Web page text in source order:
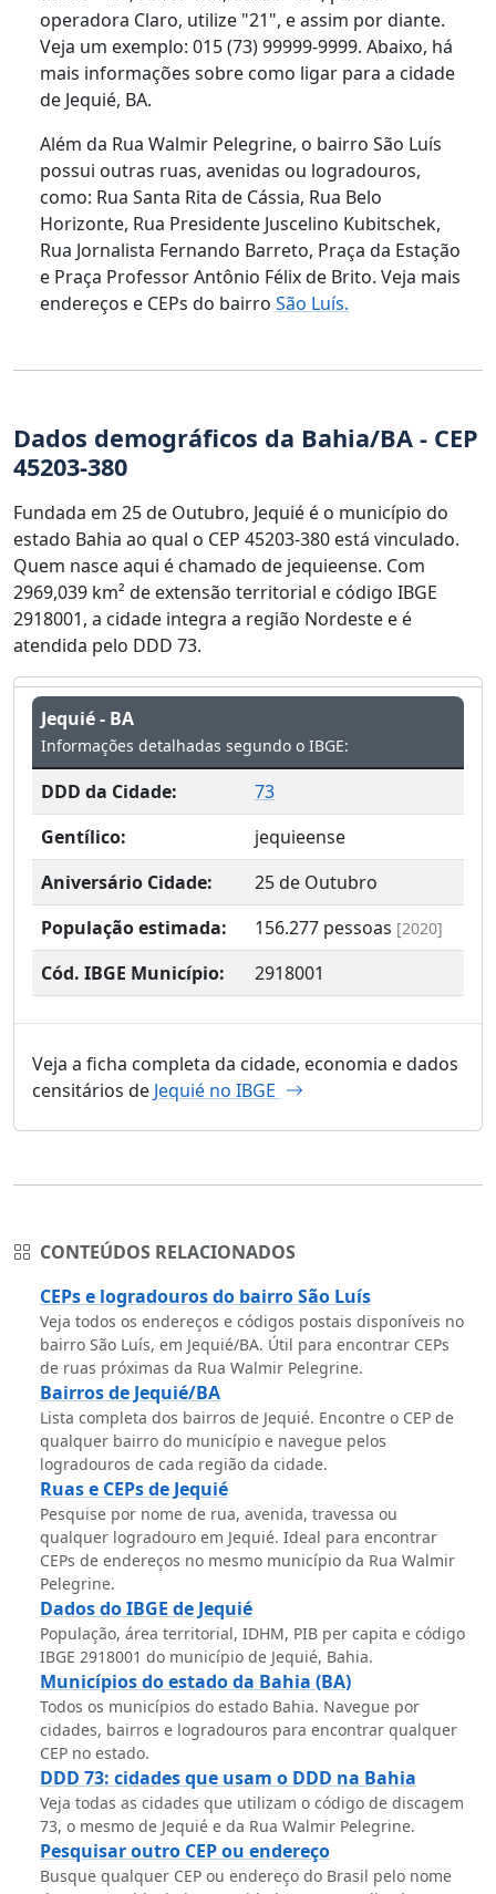
operadora Claro, utilize "21", e assim por diante.
Veja um exemplo: 015 (73) 99999-9999. Abaixo, há
mais informações sobre como ligar para a cidade
de Jequié, BA.
Além da Rua Walmir Pelegrine, o bairro São Luís
possui outras ruas, avenidas ou logradouros,
como: Rua Santa Rita de Cássia, Rua Belo
Horizonte, Rua Presidente Juscelino Kubitschek,
Rua Jornalista Fernando Barreto, Praça da Estação
e Praça Professor Antônio Félix de Brito. Veja mais
endereços e CEPs do bairro São Luís.
Dados demográficos da Bahia/BA - CEP
45203-380
Fundada em 25 de Outubro, Jequié é o município do
estado Bahia ao qual o CEP 45203-380 está vinculado.
Quem nasce aqui é chamado de jequieense. Com
2969,039 km² de extensão territorial e código IBGE
2918001, a cidade integra a região Nordeste e é
atendida pelo DDD 73.
Jequié - BA
Informações detalhadas segundo o IBGE:
DDD da Cidade:
73
Gentílico:
jequieense
Aniversário Cidade:
25 de Outubro
População estimada:
156.277 pessoas [2020]
Cód. IBGE Município: 2918001
Veja a ficha completa da cidade, economia e dados
censitários de Jequié no IBGE
CONTEÚDOS RELACIONADOS
CEPs e logradouros do bairro São Luís
Veja todos os endereços e códigos postais disponíveis no
bairro São Luís, em Jequié/BA. Útil para encontrar CEPs
de ruas próximas da Rua Walmir Pelegrine.
Bairros de Jequié/BA
Lista completa dos bairros de Jequié. Encontre o CEP de
qualquer bairro do município e navegue pelos
logradouros de cada região da cidade.
Ruas e CEPs de Jequié
Pesquise por nome de rua, avenida, travessa ou
qualquer logradouro em Jequié. Ideal para encontrar
CEPs de endereços no mesmo município da Rua Walmir
Pelegrine.
Dados do IBGE de Jequié
População, área territorial, IDHM, PIB per capita e código
IBGE 2918001 do município de Jequié, Bahia.
Municípios do estado da Bahia (BA)
Todos os municípios do estado Bahia. Navegue por
cidades, bairros e logradouros para encontrar qualquer
CEP no estado.
DDD 73: cidades que usam o DDD na Bahia
Veja todas as cidades que utilizam o código de discagem
73, o mesmo de Jequié e da Rua Walmir Pelegrine.
Pesquisar outro CEP ou endereço
Busque qualquer CEP ou endereço do Brasil pelo nome